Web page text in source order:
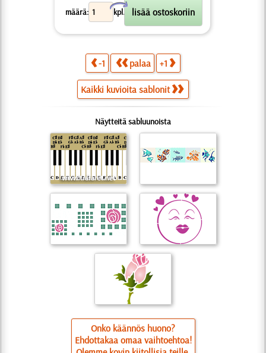
määrä: kpl.
X
-1 palaa +1
Kaikki kuvioita sablonit
Näytteitä sabluunoista
Onko käännös huono?
Ehdottakaa omaa vaihtoehtoa!